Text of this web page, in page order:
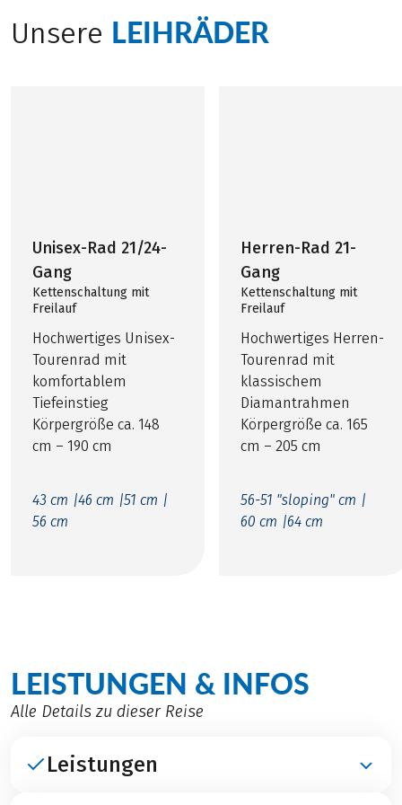
Unsere LEIHRÄDER
Unisex-Rad 21/24-
Gang
Kettenschaltung mit
Freilauf
Hochwertiges Unisex-
Tourenrad mit
komfortablem
Tiefeinstieg
Körpergröße ca. 148
cm – 190 cm
43 cm |46 cm |51 cm |
56 cm
Herren-Rad 21-
Gang
Kettenschaltung mit
Freilauf
Hochwertiges Herren-
Tourenrad mit
klassischem
Diamantrahmen
Körpergröße ca. 165
cm – 205 cm
56-51 "sloping" cm |
60 cm |64 cm
LEISTUNGEN & INFOS
Alle Details zu dieser Reise
Leistungen